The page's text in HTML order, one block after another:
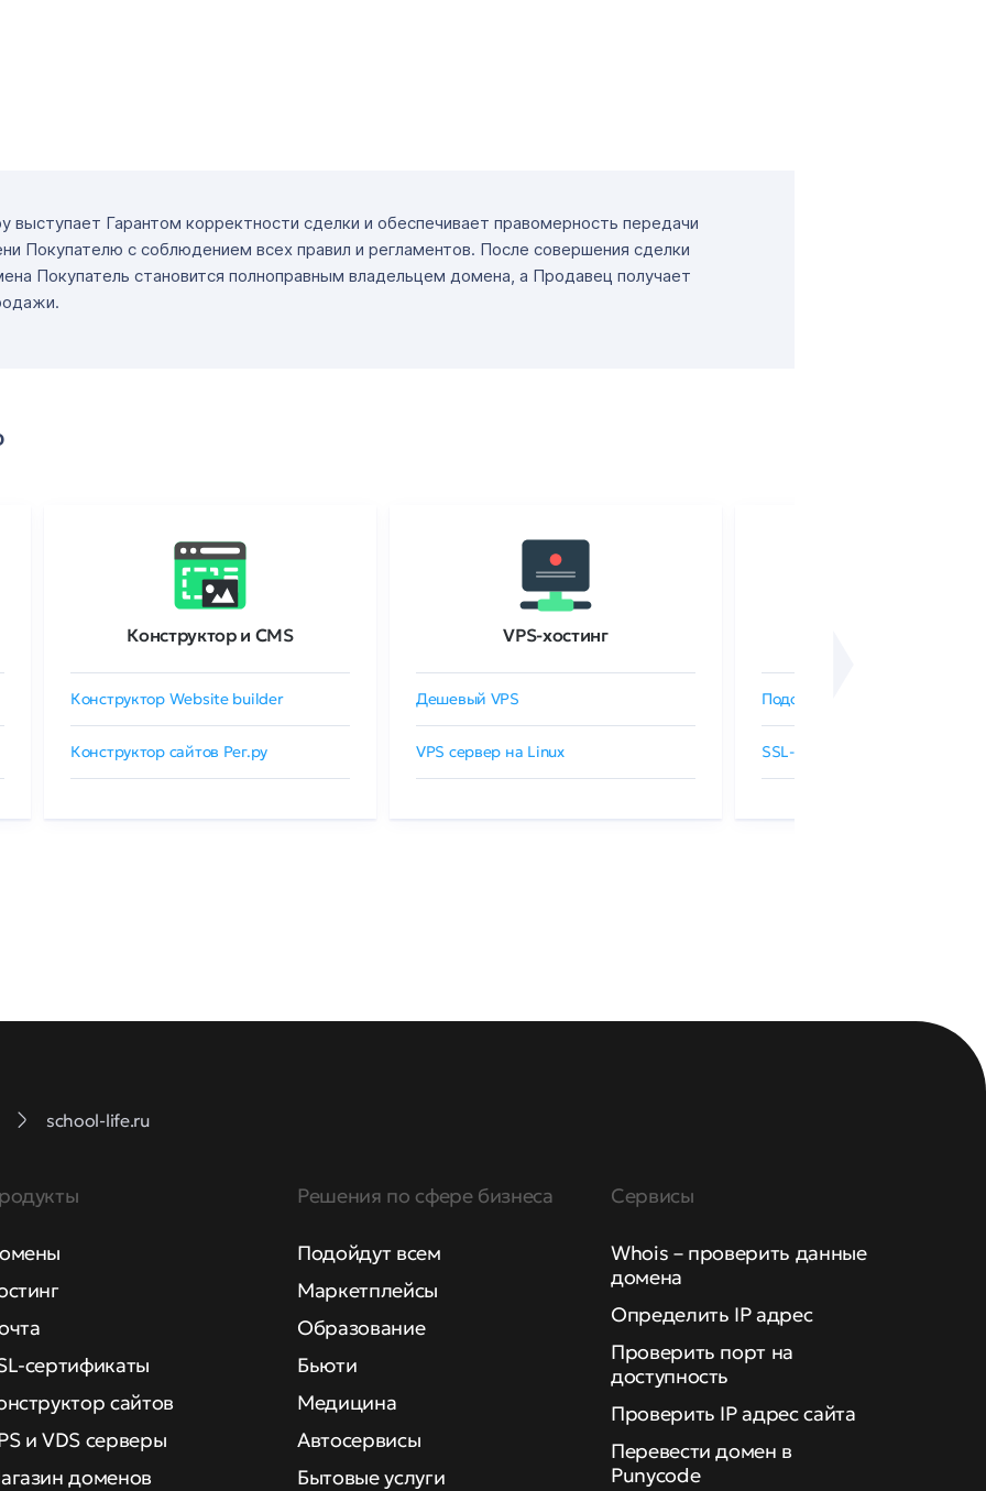
выступает Гарантом корректности сделки и обеспечивает правомерность передачи
Покупателю с соблюдением всех правил и регламентов. После совершения сделки
Покупатель становится полноправным владельцем домена, а Продавец получает
Конструктор и CMS
Конструктор Website builder
Конструктор сайтов Рег.ру
VPS-хостинг
Дешевый VPS
VPS сервер на Linux
Подобрать SSL-сертификат
SSL-сертификаты GlobalSign
school-life.ru
сертификаты
сайтов
и VDS серверы
доменов
Решения по сфере бизнеса
Подойдут всем
Маркетплейсы
Образование
Бьюти
Медицина
Автосервисы
Бытовые услуги
Сервисы
Whois – проверить данные
домена
Определить IP адрес
Проверить порт на
доступность
Проверить IP адрес сайта
Перевести домен в
Punycode